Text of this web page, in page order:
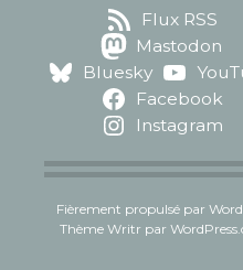
Flux RSS
Mastodon
Bluesky
Facebook
Instagram
Fièrement propulsé par
Thème Writr par